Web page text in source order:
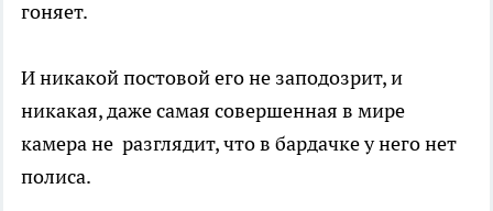
гоняет.
И никакой постовой его не заподозрит, и
никакая, даже самая совершенная в мире
камера не разглядит, что в бардачке у него нет
полиса.